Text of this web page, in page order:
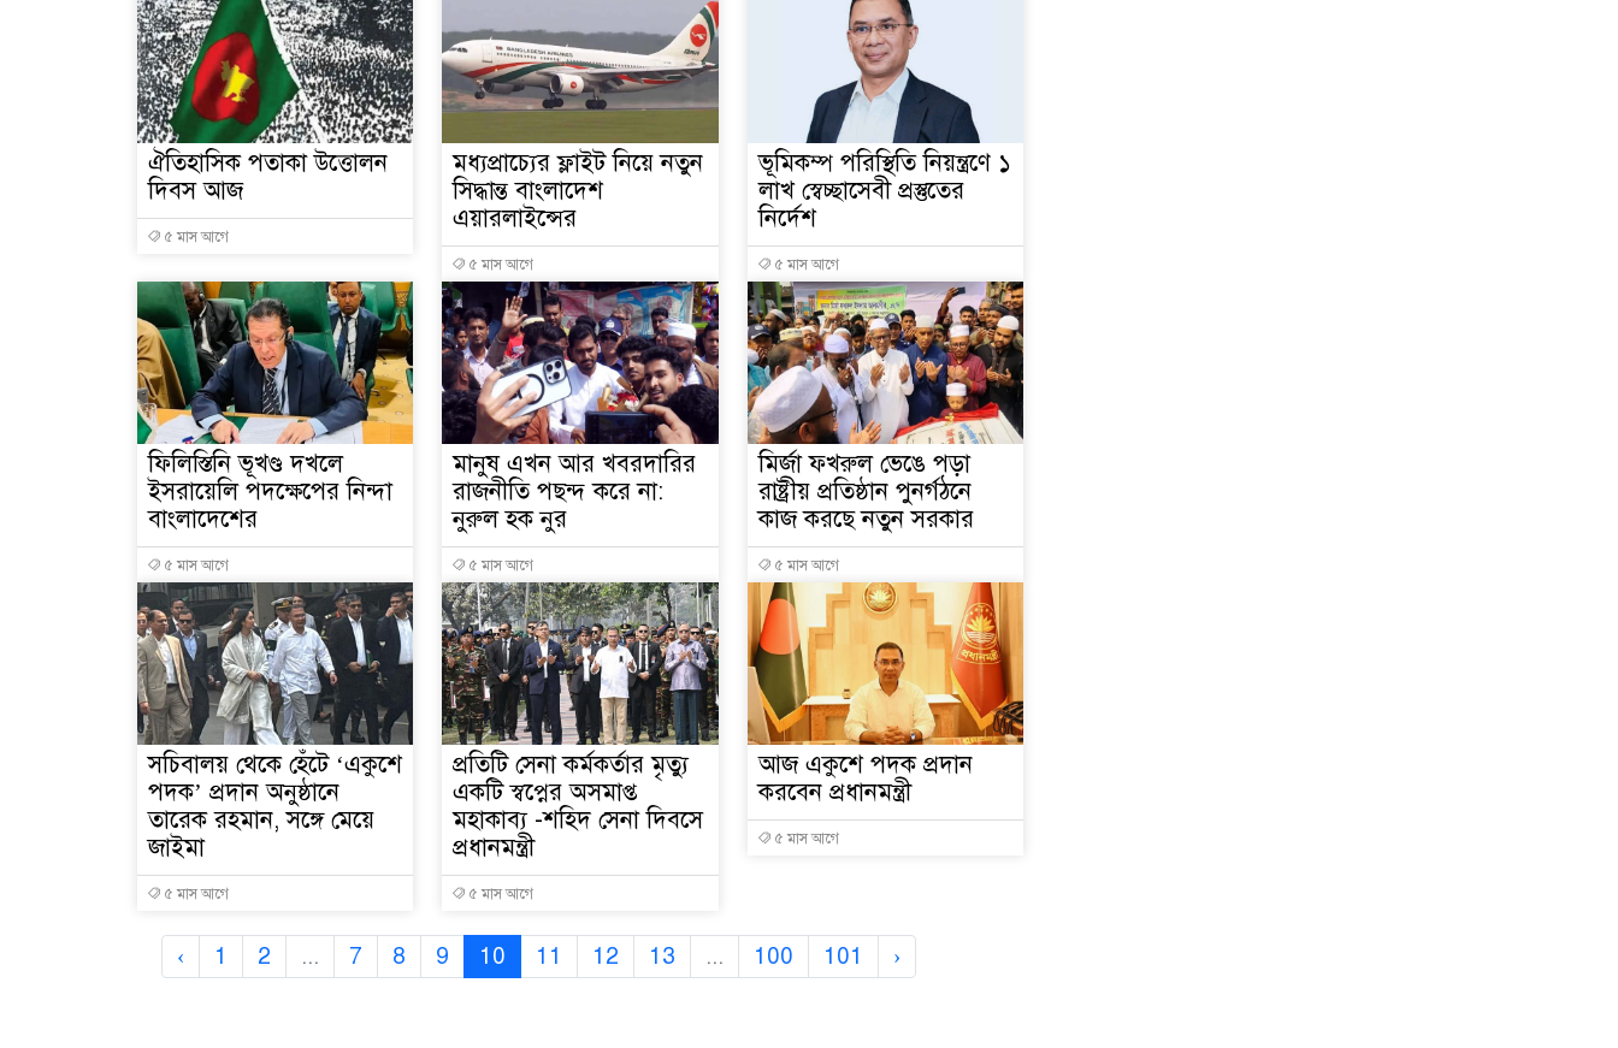
ঐতিহাসিক পতাকা উত্তোলন
দিবস আজ
৫ মাস আগে
মধ্যপ্রাচ্যের ফ্লাইট নিয়ে নতুন
সিদ্ধান্ত বাংলাদেশ
এয়ারলাইন্সের
৫ মাস আগে
ভূমিকম্প পরিস্থিতি নিয়ন্ত্রণে ১
লাখ স্বেচ্ছাসেবী প্রস্তুতের
নির্দেশ
৫ মাস আগে
ফিলিস্তিনি ভূখণ্ড দখলে
ইসরায়েলি পদক্ষেপের নিন্দা
বাংলাদেশের
৫ মাস আগে
মানুষ এখন আর খবরদারির
রাজনীতি পছন্দ করে না:
নুরুল হক নুর
৫ মাস আগে
মির্জা ফখরুল ভেঙে পড়া
রাষ্ট্রীয় প্রতিষ্ঠান পুনর্গঠনে
কাজ করছে নতুন সরকার
৫ মাস আগে
সচিবালয় থেকে হেঁটে ‘একুশে
পদক’ প্রদান অনুষ্ঠানে
তারেক রহমান, সঙ্গে মেয়ে
জাইমা
৫ মাস আগে
প্রতিটি সেনা কর্মকর্তার মৃত্যু
একটি স্বপ্নের অসমাপ্ত
মহাকাব্য -শহিদ সেনা দিবসে
প্রধানমন্ত্রী
৫ মাস আগে
আজ একুশে পদক প্রদান
করবেন প্রধানমন্ত্রী
৫ মাস আগে
‹ 1 2 ... 7 8 9 10 11 12 13 ... 100 101 ›